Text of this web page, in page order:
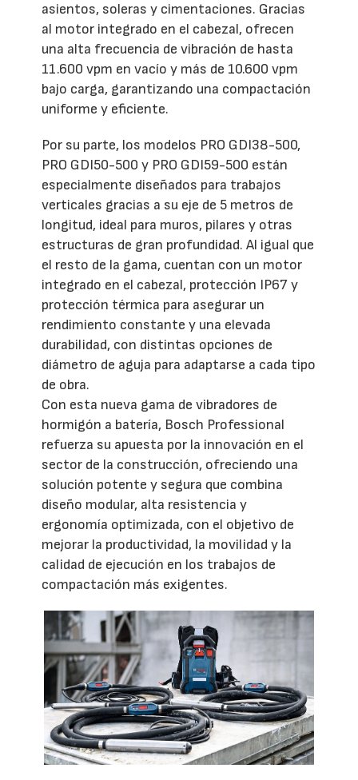
asientos, soleras y cimentaciones. Gracias
al motor integrado en el cabezal, ofrecen
una alta frecuencia de vibración de hasta
11.600 vpm en vacío y más de 10.600 vpm
bajo carga, garantizando una compactación
uniforme y eficiente.
Por su parte, los modelos PRO GDI38-500,
PRO GDI50-500 y PRO GDI59-500 están
especialmente diseñados para trabajos
verticales gracias a su eje de 5 metros de
longitud, ideal para muros, pilares y otras
estructuras de gran profundidad. Al igual que
el resto de la gama, cuentan con un motor
integrado en el cabezal, protección IP67 y
protección térmica para asegurar un
rendimiento constante y una elevada
durabilidad, con distintas opciones de
diámetro de aguja para adaptarse a cada tipo
de obra.
Con esta nueva gama de vibradores de
hormigón a batería, Bosch Professional
refuerza su apuesta por la innovación en el
sector de la construcción, ofreciendo una
solución potente y segura que combina
diseño modular, alta resistencia y
ergonomía optimizada, con el objetivo de
mejorar la productividad, la movilidad y la
calidad de ejecución en los trabajos de
compactación más exigentes.